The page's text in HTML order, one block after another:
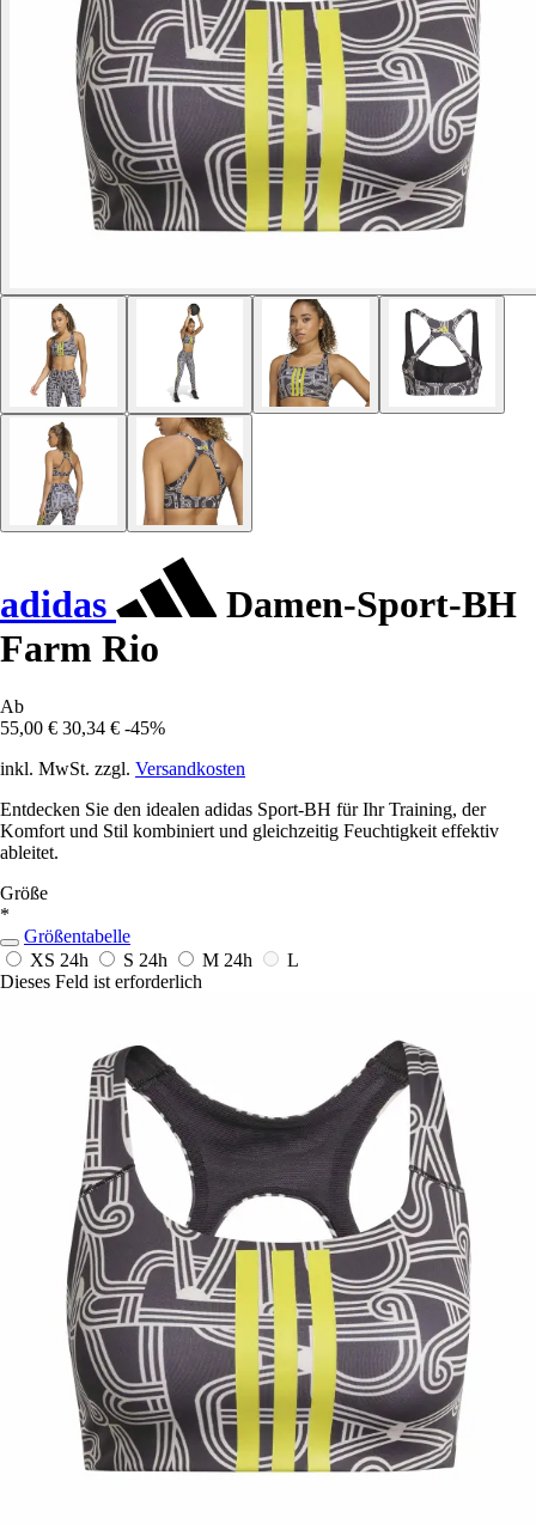
adidas
Damen-Sport-BH
Farm Rio
Ab
55,00 € 30,34 € -45%
inkl. MwSt. zzgl. Versandkosten
Entdecken Sie den idealen adidas Sport-BH für Ihr Training, der
Komfort und Stil kombiniert und gleichzeitig Feuchtigkeit effektiv
ableitet.
Größe
*
Größentabelle
XS 24h S 24h M 24h
L
Dieses Feld ist erforderlich